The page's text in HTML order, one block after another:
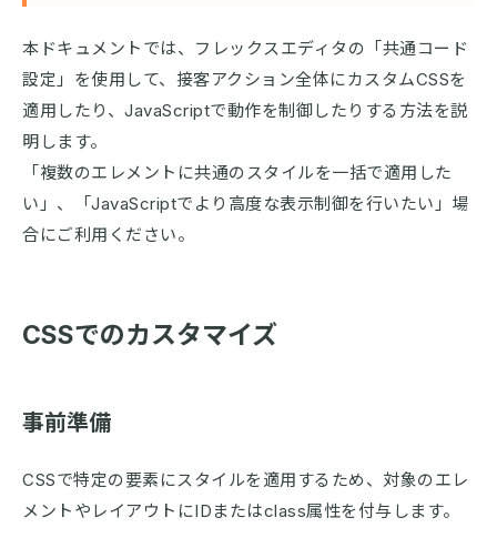
本ドキュメントでは、フレックスエディタの「共通コード
設定」を使用して、接客アクション全体にカスタムCSSを
適用したり、JavaScriptで動作を制御したりする方法を説
明します。
「複数のエレメントに共通のスタイルを一括で適用した
い」、「JavaScriptでより高度な表示制御を行いたい」場
合にご利用ください。
CSSでのカスタマイズ
事前準備
CSSで特定の要素にスタイルを適用するため、対象のエレ
メントやレイアウトにIDまたはclass属性を付与します。